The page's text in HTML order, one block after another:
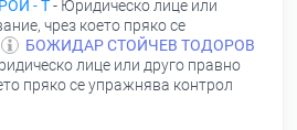
- Т- Юридическо лице или
чрез което пряко се
БОЖИДАР СТОЙЧЕВ ТОДОРОВ
лице или друго правно
пряко се упражнява контрол